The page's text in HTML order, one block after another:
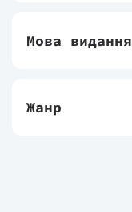
Мова видання
Жанр